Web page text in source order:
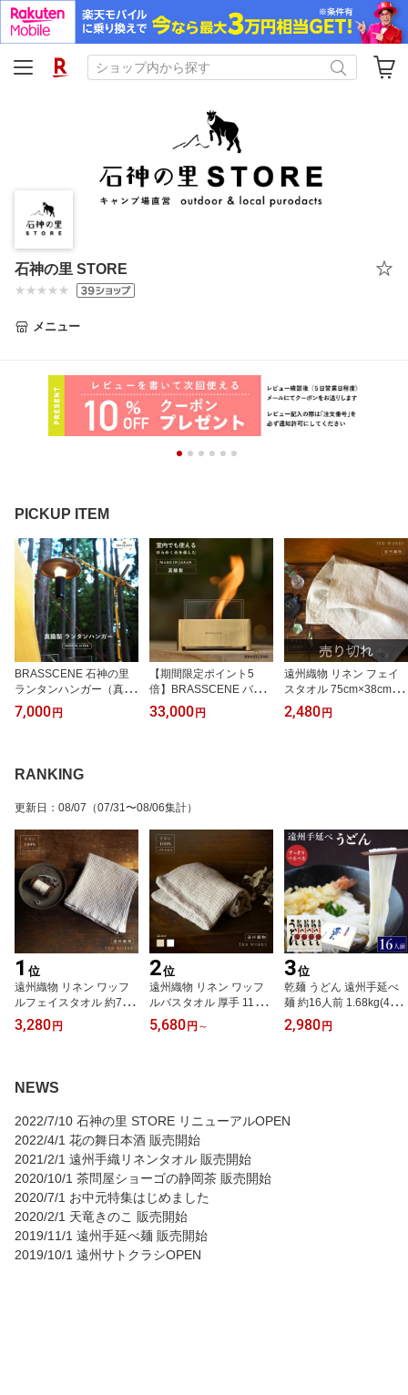
石神の里 STORE
メニュー
PICKUP ITEM
BRASSCENE 石神の里
ランタンハンガー（真鍮
製）ランタンスタンド ブ
ラシーネ アウトドア キ
ランタンフック コンパク
ト 真鍮 ギフト お祝い
7,000 円
【期間限定ポイント5
倍】BRASSCENE バイ
オエタノールランプ（真
鍮製）ブラシーネ アウト
クリーン燃料 室内 真鍮
ギフト お祝い
33,000 円
遠州織物 リネン フェイ
スタオル 75cm×38cm リ
ネン100% 生成り ナチュ
ラル 麻 linen 日本製 北欧
2,480 円
RANKING
更新日 ： 08/07 （07/31〜08/06集計）
1 位
遠州織物 リネン ワッフ
ルフェイスタオル 約78c
m×36cm リネン100% 生
成り ナチュラル 北欧 雑
ンプル おしゃれ かわい
い アウトドア キャンプ
3,280 円
2位
遠州織物 リネン ワッフ
ルバスタオル 厚手 110c
m×70cm リネン100% |
生成り ナチュラル 北欧
料】
5,680 円 ～
3位
乾麺 うどん 遠州手延べ
麺 約16人前 1.68kg(420
g×4袋) お得な4袋セット
いなさの郷 ギフト 贈答
2,980 円
NEWS
2022/7/10 石神の里 STORE リニューアルOPEN
2022/4/1 花の舞日本酒 販売開始
2021/2/1 遠州手織リネンタオル 販売開始
2020/10/1 茶問屋ショーゴの静岡茶 販売開始
2020/7/1 お中元特集はじめました
2020/2/1 天竜きのこ 販売開始
2019/11/1 遠州手延べ麺 販売開始
2019/10/1 遠州サトクラシOPEN